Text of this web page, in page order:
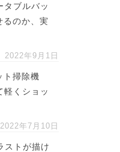
タブルバッ
るのか、実
2022年9月1日
ト掃除機
軽くショッ
2022年7月10日
ストが描け